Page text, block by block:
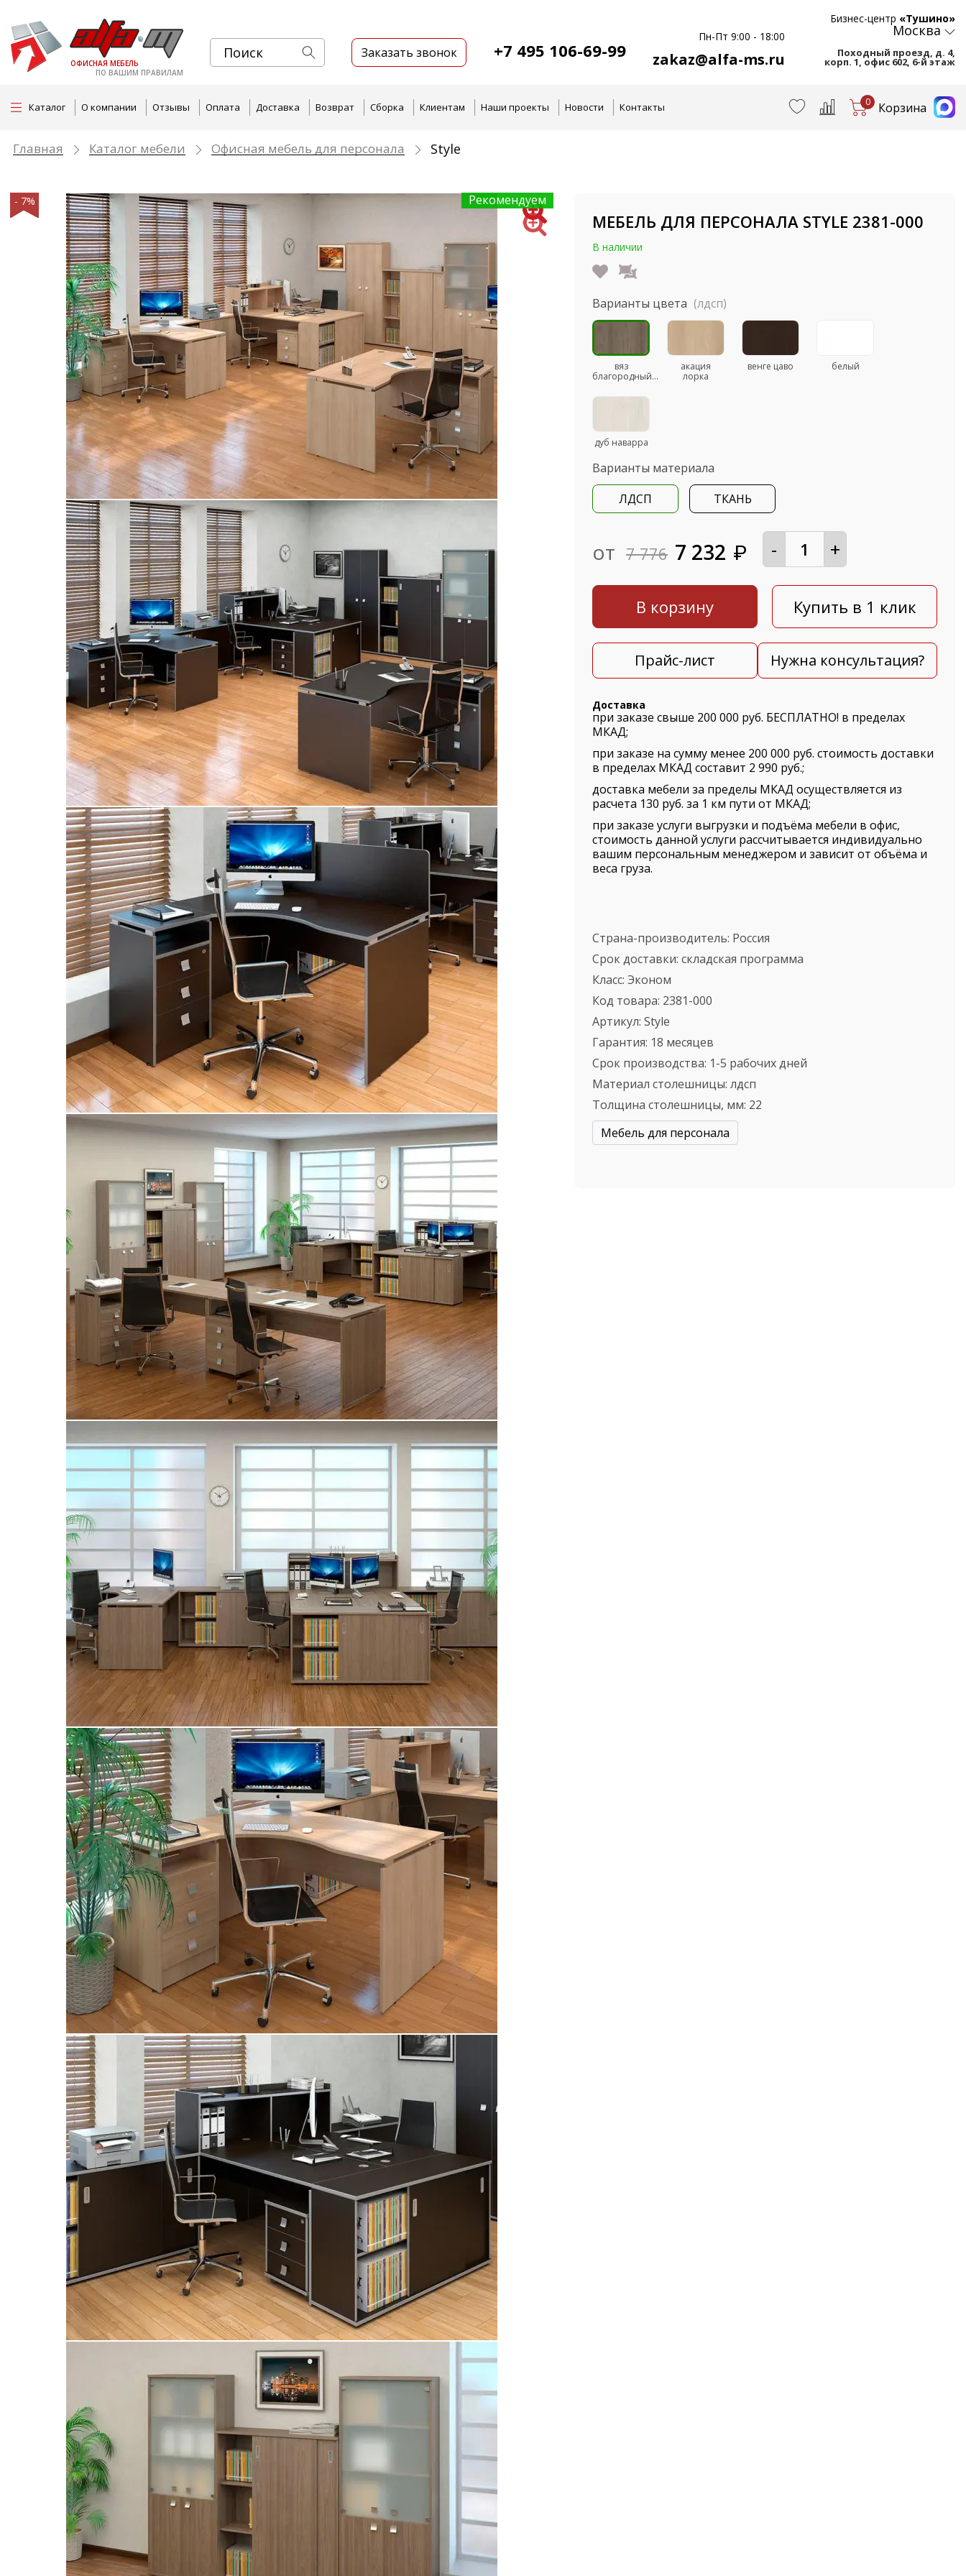
ОФИСНАЯ МЕБЕЛЬ
ПО ВАШИМ ПРАВИЛАМ
Заказать звонок +7 495 106-69-99
Пн-Пт 9:00 - 18:00
zakaz@alfa-ms.ru
Бизнес-центр «Тушино»
Москва
Походный проезд, д. 4,
корп. 1, офис 602, 6-й этаж
Каталог О компании Отзывы Оплата Доставка Возврат Сборка Клиентам Наши проекты Новости Контакты 0 Корзина
Главная Каталог мебели Офисная мебель для персонала Style
- 7% Рекомендуем
МЕБЕЛЬ ДЛЯ ПЕРСОНАЛА STYLE 2381-000
В наличии
Варианты цвета (лдсп)
вяз
благородный...
акация
лорка
венге цаво белый
дуб наварра
Варианты материала
ЛДСП
ТКАНЬ
от 7 776 7 232 ₽ - +
В корзину Купить в 1 клик
Прайс-лист Нужна консультация?
Доставка
при заказе свыше 200 000 руб. БЕСПЛАТНО! в пределах
МКАД;
при заказе на сумму менее 200 000 руб. стоимость доставки
в пределах МКАД составит 2 990 руб.;
доставка мебели за пределы МКАД осуществляется из
расчета 130 руб. за 1 км пути от МКАД;
при заказе услуги выгрузки и подъёма мебели в офис,
стоимость данной услуги рассчитывается индивидуально
вашим персональным менеджером и зависит от объёма и
веса груза.
Страна-производитель: Россия
Срок доставки: складская программа
Класс: Эконом
Код товара: 2381-000
Артикул: Style
Гарантия: 18 месяцев
Срок производства: 1-5 рабочих дней
Материал столешницы: лдсп
Толщина столешницы, мм: 22
Мебель для персонала